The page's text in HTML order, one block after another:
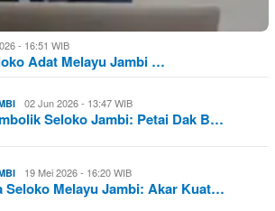
- 16:51 WIB
Adat Melayu Jambi …
02 Jun 2026 - 13:47 WIB
Seloko Jambi: Petai Dak B…
19 Mei 2026 - 16:20 WIB
Seloko Melayu Jambi: Akar Kuat…